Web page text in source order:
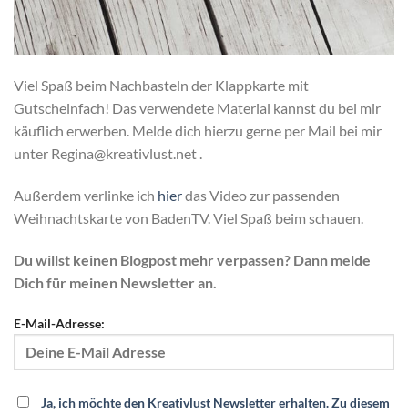
Viel Spaß beim Nachbasteln der Klappkarte mit
Gutscheinfach! Das verwendete Material kannst du bei mir
käuflich erwerben. Melde dich hierzu gerne per Mail bei mir
unter Regina@kreativlust.net .
Außerdem verlinke ich hierdas Video zur passenden
Weihnachtskarte von BadenTV. Viel Spaß beim schauen.
Du willst keinen Blogpost mehr verpassen? Dann melde
Dich für meinen Newsletter an.
E-Mail-Adresse:
Ja, ich möchte den Kreativlust Newsletter erhalten. Zu diesem